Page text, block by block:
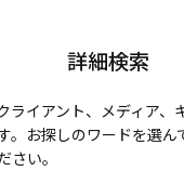
詳細検索
ライアント、メディア、
。お探しのワードを選ん
さい。